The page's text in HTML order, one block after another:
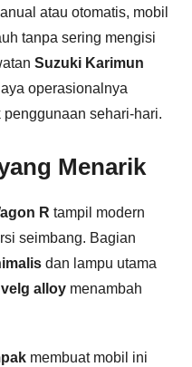
atau otomatis, mobil
tanpa sering mengisi
Suzuki Karimun
operasionalnya
sehari-hari.
Menarik
R tampil modern
seimbang. Bagian
dan lampu utama
velg alloy menambah
membuat mobil ini